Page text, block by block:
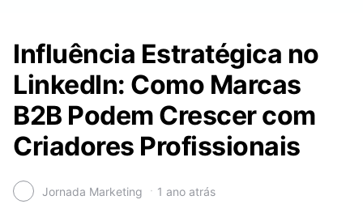
Influência Estratégica no
LinkedIn: Como Marcas
B2B Podem Crescer com
Criadores Profissionais
Jornada Marketing 1 ano atrás